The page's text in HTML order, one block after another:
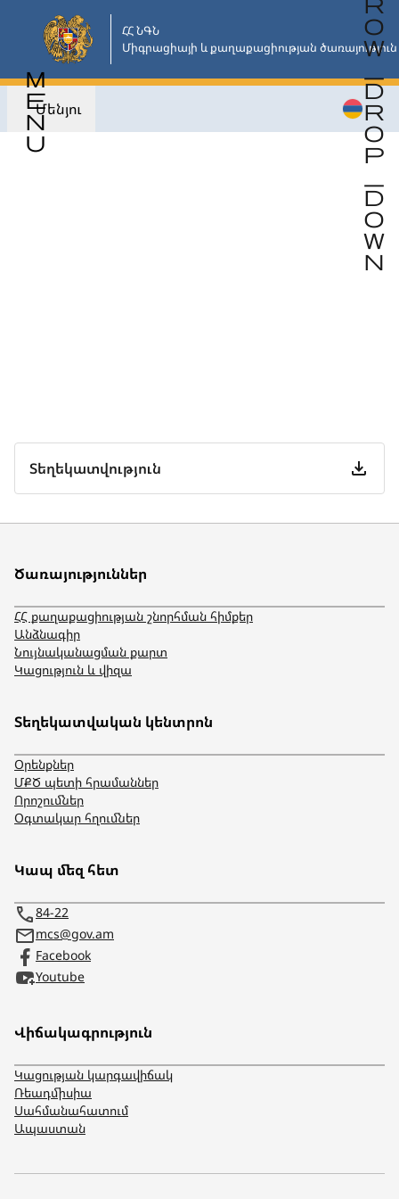
հիմնական
բովանդակությանը
ՀՀ ՆԳՆ
Միգրացիայի և քաղաքացիության ծառայություն
Մենյու
Տեղեկատվություն
Ծառայություններ
ՀՀ քաղաքացիության շնորհման հիմքեր
Անձնագիր
Նույնականացման քարտ
Կացություն և վիզա
Տեղեկատվական կենտրոն
Օրենքներ
ՄՔԾ պետի հրամաններ
Որոշումներ
Օգտակար հղումներ
Կապ մեզ հետ
84-22
mcs@gov.am
Facebook
Youtube
Վիճակագրություն
Կացության կարգավիճակ
Ռեադմիսիա
Սահմանահատում
Ապաստան